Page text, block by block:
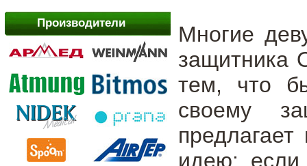
Производители
Многие
защитника
тем, что
своему
идею: